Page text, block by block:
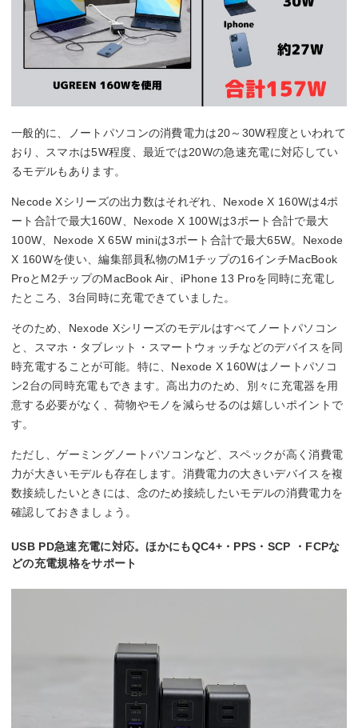
一般的に、ノートパソコンの消費電力は20～30W程度といわれて
おり、スマホは5W程度、最近では20Wの急速充電に対応してい
るモデルもあります。
Necode Xシリーズの出力数はそれぞれ、Nexode X 160Wは4ポ
ート合計で最大160W、Nexode X 100Wは3ポート合計で最大
100W、Nexode X 65W miniは3ポート合計で最大65W。Nexode
X 160Wを使い、編集部員私物のM1チップの16インチMacBook
ProとM2チップのMacBook Air、iPhone 13 Proを同時に充電し
たところ、3台同時に充電できていました。
そのため、Nexode Xシリーズのモデルはすべてノートパソコン
と、スマホ・タブレット・スマートウォッチなどのデバイスを同
時充電することが可能。特に、Nexode X 160Wはノートパソコ
ン2台の同時充電もできます。高出力のため、別々に充電器を用
意する必要がなく、荷物やモノを減らせるのは嬉しいポイントで
す。
ただし、ゲーミングノートパソコンなど、スペックが高く消費電
力が大きいモデルも存在します。消費電力の大きいデバイスを複
数接続したいときには、念のため接続したいモデルの消費電力を
確認しておきましょう。
USB PD急速充電に対応。ほかにもQC4+・PPS・SCP ・FCPな
どの充電規格をサポート